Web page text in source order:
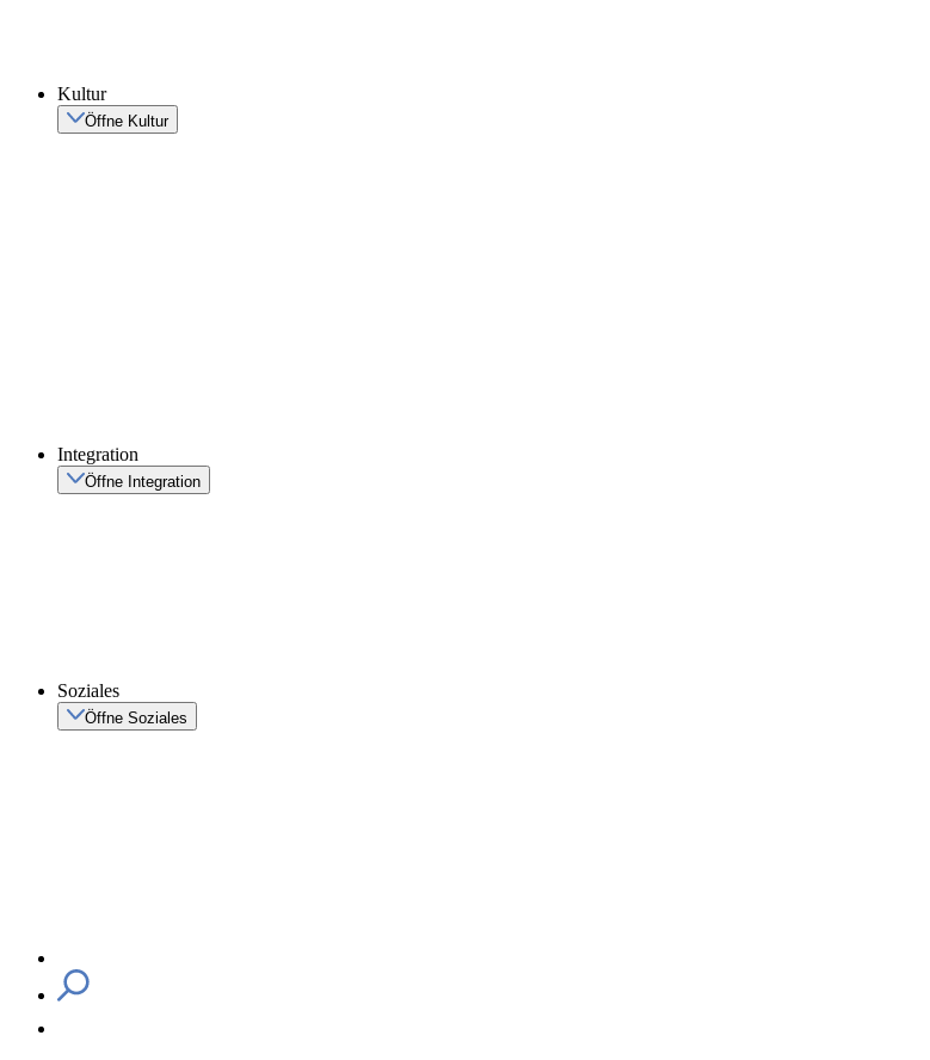
Kultur
Öffne Kultur
Integration
Öffne Integration
Soziales
Öffne Soziales